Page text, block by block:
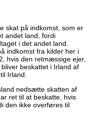
skat på indkomst, som er
andet land, fordi
i det andet land.
indkomst fra kilder her i
hvis den retmæssige ejer,
beskattet i Irland af
Irland.
nedsætte skatten af
ret til at beskatte, hvis
den ikke overføres til